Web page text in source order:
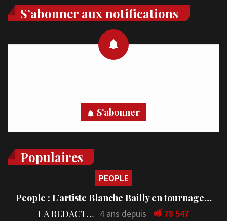
S’abonner aux notifications
S'abonner
Populaires
PEOPLE
People : L’artiste Blanche Bailly en tournage…
LA REDACTION 4 ans depuis 78 547